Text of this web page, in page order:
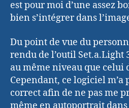
est pour moi d’une assez
bien s’intégrer dans
Du point de vue du
rendu de l’outil Set.a.Light
au même niveau que celui
Cependant, ce logiciel
correct afin de ne pas me
même en autoportrait